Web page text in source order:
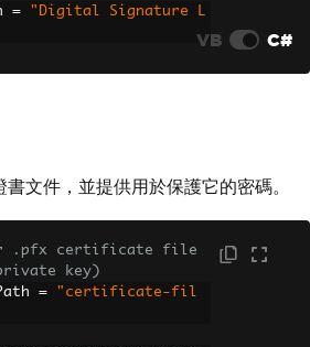
=
"Digital Signature L
VB C#
文件，並提供用於保護它的密碼。
.pfx certificate file
key)
=
"certificate-fil